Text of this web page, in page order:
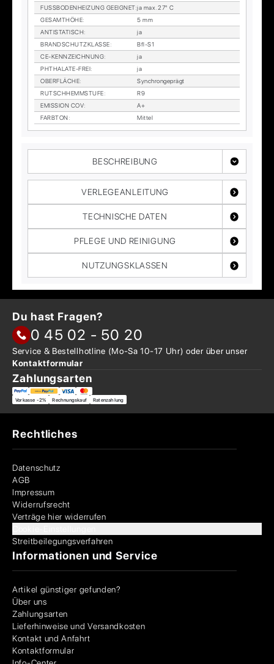
FUSS­BO­DEN­HEI­ZUNG GE­EIG­NET:ja max. 27° C
GE­SAMT­HÖ­HE:
5 mm
AN­TI­STA­TISCH:
ja
BRAND­SCHUTZ­KLAS­SE:
Bfl-S1
CE-KENN­ZEICH­NUNG:
ja
PHTHA­LA­TE-FREI:
ja
OBER­FLÄ­CHE:
Syn­chron­ge­prägt
RUTSCH­HEMM­STU­FE:
R9
EMIS­SI­ON COV:
A+
FARB­TON: Mit­tel
BESCHREIBUNG
VERLEGEANLEITUNG
TECHNISCHE DATEN
PFLEGE UND REINIGUNG
NUTZUNGSKLASSEN
Du hast Fragen?
0 45 02 - 50 20
Service & Bestellhotline (Mo-Sa 10-17 Uhr) oder überunser
Kontaktformular
Zahlungsarten
Vorkasse -2% Rechnungskauf Ratenzahlung
Rechtliches
Datenschutz
AGB
Impressum
Widerrufsrecht
Verträge hier widerrufen
Streitbeilegungsverfahren
Informationen und Service
Artikel günstiger gefunden?
Über uns
Zahlungsarten
Lieferhinweise und Versandkosten
Kontakt und Anfahrt
Kontaktformular